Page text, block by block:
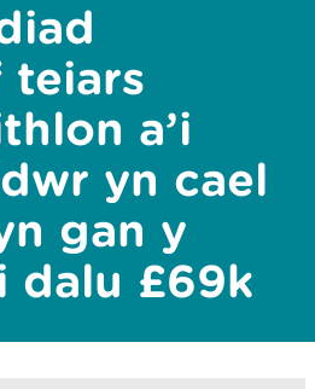
teiars
a’i
yn cael
gan y
dalu £69k